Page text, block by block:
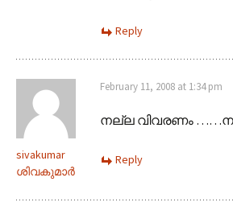
Reply
sivakumar
ശിവകുമാര്‍
February 11, 2008 at 1:34 pm
നല്ല വിവരണം
Reply